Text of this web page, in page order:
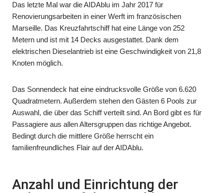
Das letzte Mal war die AIDAblu im Jahr 2017 für
Renovierungsarbeiten in einer Werft im französischen
Marseille. Das Kreuzfahrtschiff hat eine Länge von 252
Metern und ist mit 14 Decks ausgestattet. Dank dem
elektrischen Dieselantrieb ist eine Geschwindigkeit von 21,8
Knoten möglich.
Das Sonnendeck hat eine eindrucksvolle Größe von 6.620
Quadratmetern. Außerdem stehen den Gästen 6 Pools zur
Auswahl, die über das Schiff verteilt sind. An Bord gibt es für
Passagiere aus allen Altersgruppen das richtige Angebot.
Bedingt durch die mittlere Größe herrscht ein
familienfreundliches Flair auf der AIDAblu.
Anzahl und Einrichtung der